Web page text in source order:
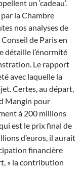
un ‘cadeau’.
la Chambre
nos analyses de
de Paris en
détaille l’énormité
Le rapport
avec laquelle la
Certes, au départ,
Mangin pour
à 200 millions
est le prix final de
d’euros, il aurait
financière
« la contribution